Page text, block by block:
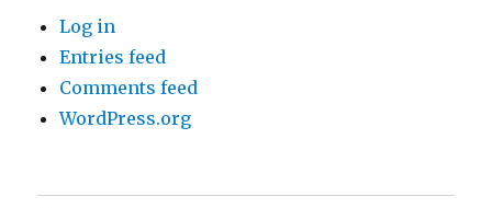
Log in
Entries feed
Comments feed
WordPress.org